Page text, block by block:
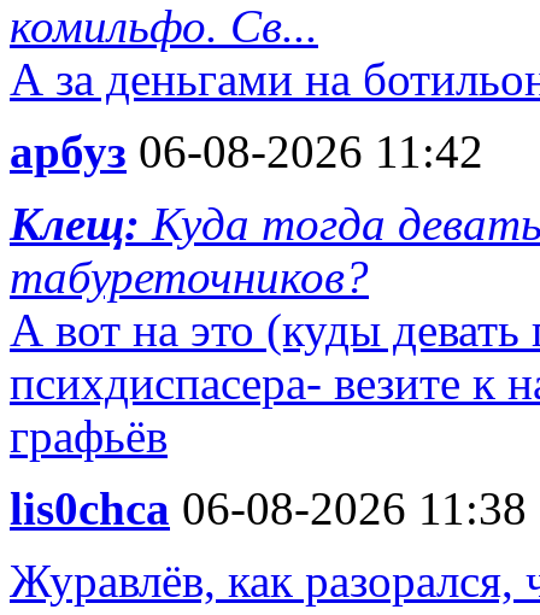
комильфо. Св...
А за деньгами на
арбуз 06-08-2026 11:42
Клещ: Куда тогда
табуреточников?
А вот на это (куды девать
психдиспасера- везите к
графьёв
lis0chca 06-08-2026 11:38
Журавлёв, как